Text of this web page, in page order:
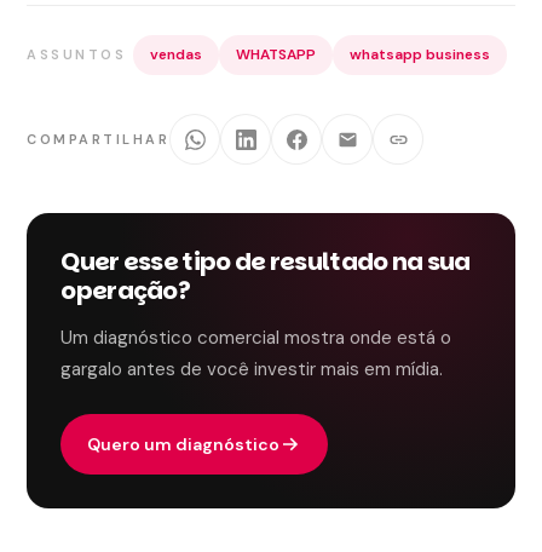
ASSUNTOS vendas WHATSAPP whatsapp business
COMPARTILHAR
Quer esse tipo de resultado na sua
operação?
Um diagnóstico comercial mostra onde está o
gargalo antes de você investir mais em mídia.
Quero um diagnóstico